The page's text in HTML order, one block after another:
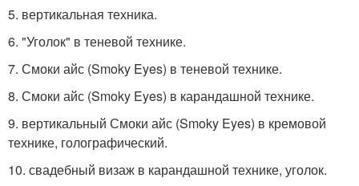
5. вертикальная техника.
6. "Уголок" в теневой технике.
7. Смоки айс (Smoky Eyes) в теневой технике.
8. Смоки айс (Smoky Eyes) в карандашной технике.
9. вертикальный Смоки айс (Smoky Eyes) в кремовой
технике, голографический.
10. свадебный визаж в карандашной технике, уголок.